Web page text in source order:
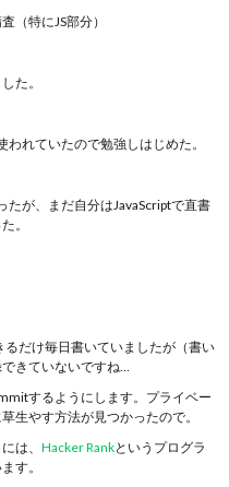
（特にJS部分）
た。
れていたので勉強しはじめた。
たが、まだ自分はJavaScriptで直書
。
るだけ毎日書いていましたが（書い
きていないですね…
するようにします。プライベー
生やす方法が見つかったので。
は、 Hacker Rankというプログラ
す。